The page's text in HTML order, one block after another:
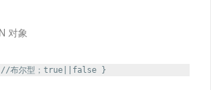
对象
尔型；true||false }